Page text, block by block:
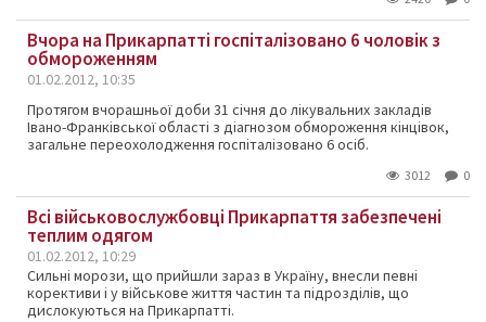
Вчора на Прикарпатті госпіталізовано 6 чоловік з
обмороженням
01.02.2012, 10:35
Протягом вчорашньої доби 31 січня до лікувальних закладів
Івано-Франківської області з діагнозом обмороження кінцівок,
загальне переохолодження госпіталізовано 6 осіб.
3012 0
Всі військовослужбовці Прикарпаття забезпечені
теплим одягом
01.02.2012, 10:29
Сильні морози, що прийшли зараз в Україну, внесли певні
корективи і у військове життя частин та підрозділів, що
дислокуються на Прикарпатті.